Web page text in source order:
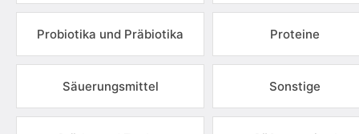
Probiotika und Präbiotika Proteine
Säuerungsmittel Sonstige